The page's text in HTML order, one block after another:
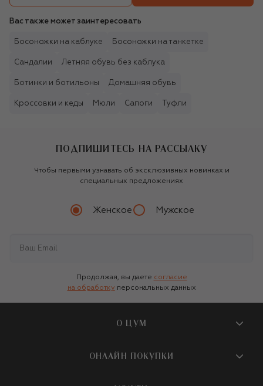
Вас также может заинтересовать
Босоножки на каблуке Босоножки на танкетке
Сандалии Летняя обувь без каблука
Ботинки и ботильоны Домашняя обувь
Кроссовки и кеды Мюли Сапоги Туфли
ПОДПИШИТЕСЬ НА РАССЫЛКУ
Чтобы первыми узнавать об эксклюзивных новинках и
специальных предложениях
Женское Мужское
Продолжая, вы даете согласие
на обработку персональных данных
О ЦУМ
О магазине
ОНЛАЙН ПОКУПКИ